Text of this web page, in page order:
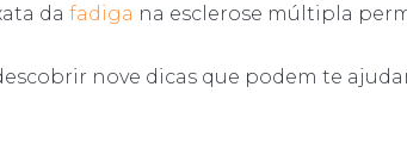
da fadiga na esclerose múltipla
nove dicas que podem te